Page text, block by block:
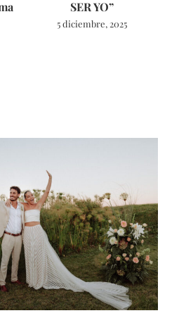
SER YO”
5 diciembre, 2025